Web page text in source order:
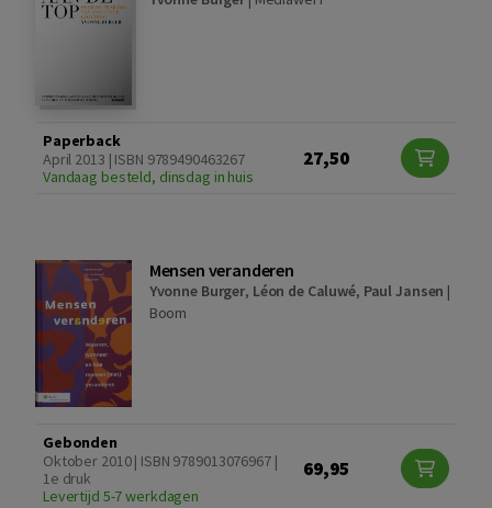
Paperback
April 2013 | ISBN 9789490463267
Vandaag besteld, dinsdag in huis
27,50
Mensen veranderen
Yvonne Burger, Léon de Caluwé, Paul Jansen |
Boom
Gebonden
Oktober 2010 | ISBN 9789013076967 |
1e druk
Levertijd 5-7 werkdagen
69,95